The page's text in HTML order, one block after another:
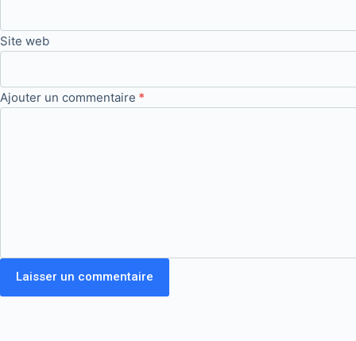
Site web
Ajouter un commentaire *
Laisser un commentaire